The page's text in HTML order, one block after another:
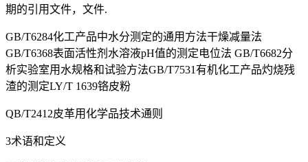
期的引用文件，文件.
GB/T6284化工产品中水分测定的通用方法干燥减量法
GB/T6368表面活性剂水溶液pH值的测定电位法 GB/T6682分
析实验室用水规格和试验方法GB/T7531有机化工产品灼烧残
渣的测定LY/T 1639铬皮粉
QB/T2412皮革用化学品技术通则
3术语和定义